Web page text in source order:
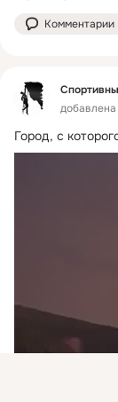
Комментарии
добавлена
Город, с